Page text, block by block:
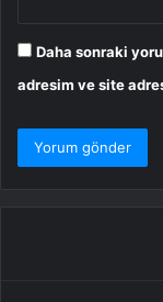
Daha sonraki
adresim ve site